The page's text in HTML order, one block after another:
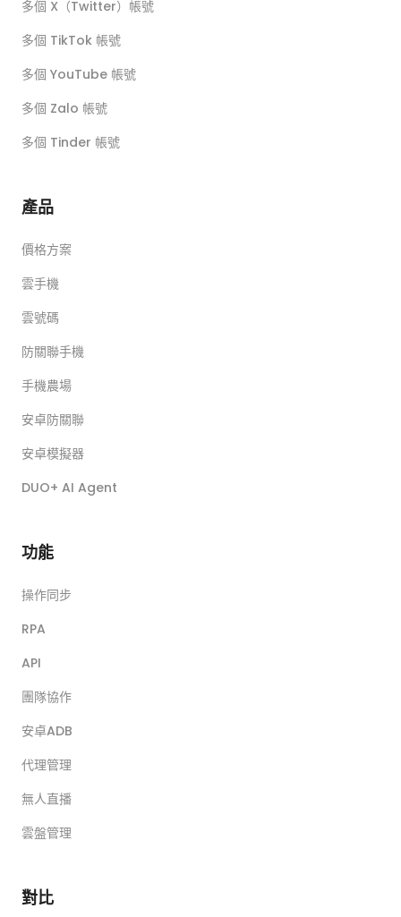
多個 X（Twitter）帳號
多個 TikTok 帳號
多個 YouTube 帳號
多個 Zalo 帳號
多個 Tinder 帳號
產品
價格方案
雲手機
雲號碼
防關聯手機
手機農場
安卓防關聯
安卓模擬器
DUO+ AI Agent
功能
操作同步
RPA
API
團隊協作
安卓ADB
代理管理
無人直播
雲盤管理
對比